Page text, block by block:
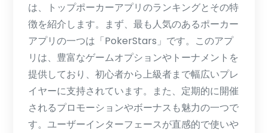
は、トップポーカーアプリのランキングとその特
徴を紹介します。まず、最も人気のあるポーカー
アプリの一つは「PokerStars」です。このアプ
リは、豊富なゲームオプションやトーナメントを
提供しており、初心者から上級者まで幅広いプレ
イヤーに支持されています。また、定期的に開催
されるプロモーションやボーナスも魅力の一つで
す。ユーザーインターフェースが直感的で使いや